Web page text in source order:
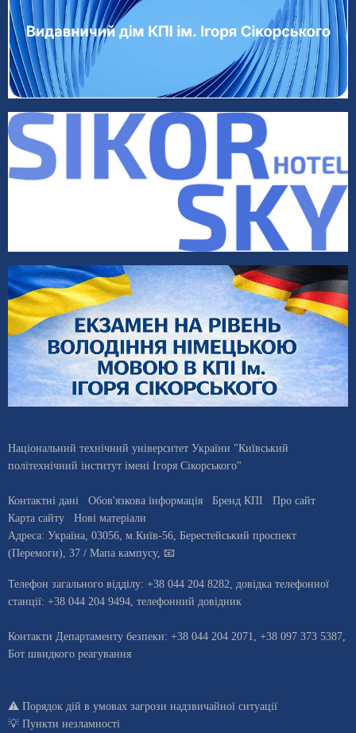
Національний технічний університет України "Київський
політехнічний інститут імені Ігоря Сікорського"
Контактні дані Обов'язкова інформація Бренд КПІ
Про сайт
Карта сайту
Нові матеріали
Адреса: Україна, 03056, м.Київ-56, Берестейський проспект
(Перемоги), 37 / Мапа кампусу, 📧
Телефон загального відділу: +38 044 204 8282, довiдка телефонної
станцiї: +38 044 204 9494, телефонний довідник
Контакти Департаменту безпеки: +38 044 204 2071, +38 097 373 5387,
Бот швидкого реагування
⚠️ Порядок дій в умовах загрози надзвичайної ситуації
💡 Пункти незламності